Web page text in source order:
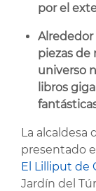
por el
Alrededor
piezas de
universo
libros
La alcaldesa
presentado
El Lilliput de
Jardín del